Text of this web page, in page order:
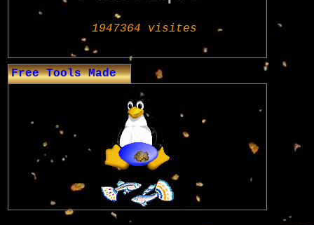
Free Tools Made